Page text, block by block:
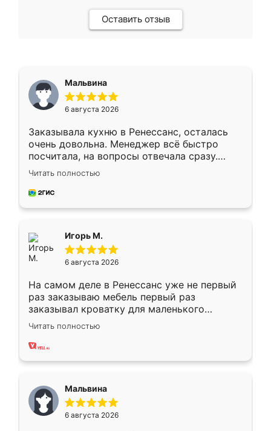
Оставить отзыв
Мальвина
6 августа 2026
Заказывала кухню в Ренессанс, осталась
очень довольна. Менеджер всё быстро
посчитала, на вопросы отвечала сразу.
Замерщик приехал в субботу, подошёл к
делу со всей ответственностью. Собрали
за день, ребята работали аккуратно, даже
Читать полностью
Игорь М.
6 августа 2026
На самом деле в Ренессанс уже не первый
раз заказываю мебель первый раз
заказывал кроватку для маленького
ребёнка при его рождении ,во второй раз
заказал шкаф-купе. По качеству очень
хорошее сборка достаточно быстрая,
меньше, здесь же он более разнообразный.
Мне нравится ,если что-то потребуется из
мебели буду заказывать только здесь.
Читать полностью
Мальвина
6 августа 2026